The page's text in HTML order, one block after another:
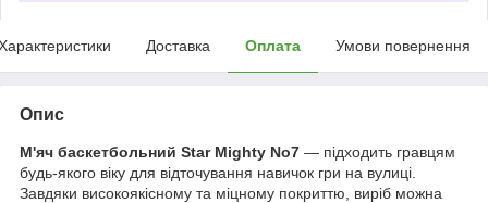
Доставка Оплата Умови повернення
Опис
М'яч баскетбольний Star Mighty No7 — підходить гравцям
будь-якого віку для відточування навичок гри на вулиці.
Завдяки високоякісному та міцному покриттю, виріб можна